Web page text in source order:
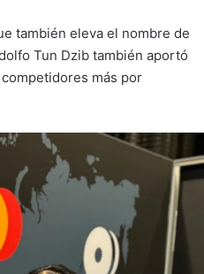
también eleva el nombre de
Tun Dzib también aportó
más por